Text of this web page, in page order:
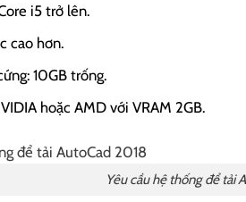
i5 trở lên.
cao hơn.
10GB trống.
hoặc AMD với VRAM 2GB.
Yêu cầu hệ thống để tải